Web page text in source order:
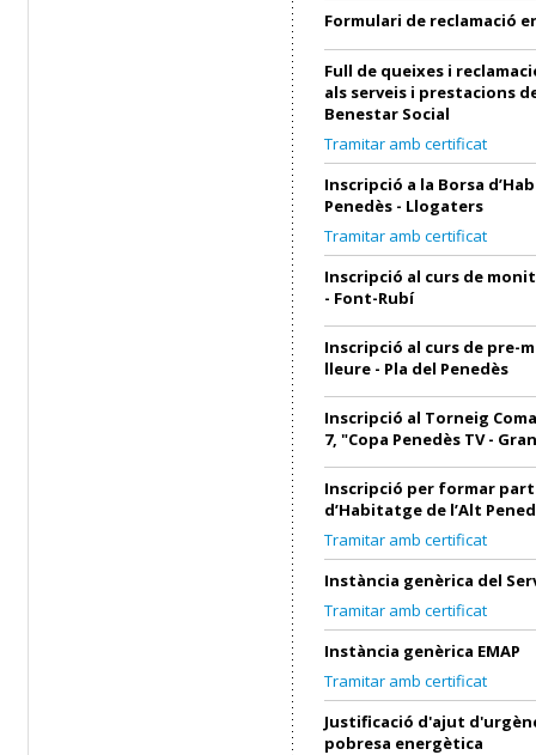
Formulari de reclamació
Full de queixes i
als serveis i prestacions
Benestar Social
Tramitar amb certificat
Inscripció a la Borsa
Penedès - Llogaters
Tramitar amb certificat
Inscripció al curs de
- Font-Rubí
Inscripció al curs de pre-
lleure - Pla del Penedès
Inscripció al Torneig
7, "Copa Penedès TV -
Inscripció per formar part
d’Habitatge de l’Alt
Tramitar amb certificat
Instància genèrica del
Tramitar amb certificat
Instància genèrica EMAP
Tramitar amb certificat
Justificació d'ajut
pobresa energètica